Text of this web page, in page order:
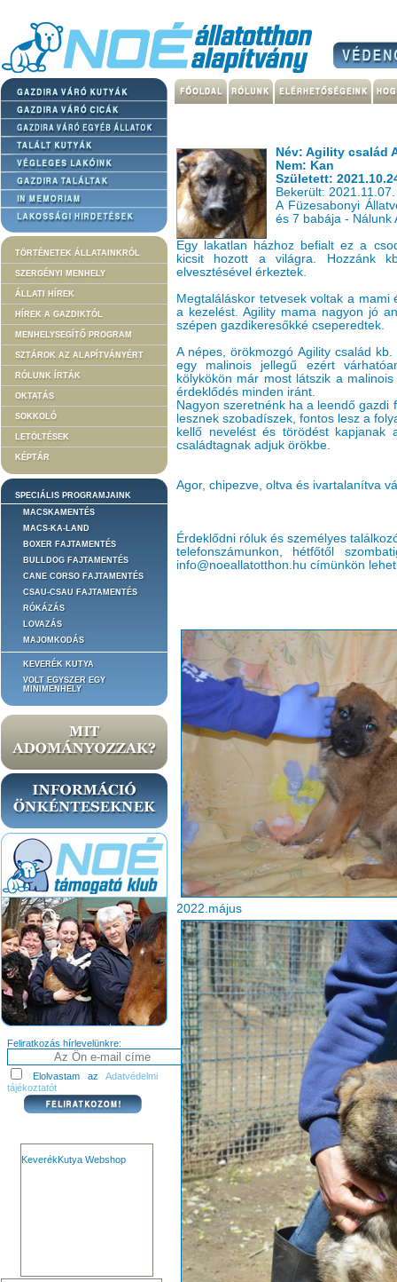
TÖRTÉNETEK ÁLLATAINKRÓL
SZERGÉNYI MENHELY
ÁLLATI HÍREK
HÍREK A GAZDIKTÓL
MENHELYSEGÍTŐ PROGRAM
SZTÁROK AZ ALAPÍTVÁNYÉRT
RÓLUNK ÍRTÁK
OKTATÁS
SOKKOLÓ
LETÖLTÉSEK
KÉPTÁR
SPECIÁLIS PROGRAMJAINK
MACSKAMENTÉS
MACS-KA-LAND
BOXER FAJTAMENTÉS
BULLDOG FAJTAMENTÉS
CANE CORSO FAJTAMENTÉS
CSAU-CSAU FAJTAMENTÉS
RÓKÁZÁS
LOVAZÁS
MAJOMKODÁS
KEVERÉK KUTYA
VOLT EGYSZER EGY
MINIMENHELY
Feliratkozás hírlevelünkre:
Elolvastam az Adatvédelmi
tájékoztatót
KeverékKutya Webshop
Név: Agility család
Nem: Kan
Született:
Bekerült: 2021.11.07.
A Füzesabonyi
és 7 babája - Nálunk
Egy lakatlan házhoz befialt ez a
kicsit hozott a világra. Hozzánk
elvesztésével érkeztek.
Megtaláláskor tetvesek voltak a
a kezelést. Agility mama nagyon jó
szépen gazdikeresőkké cseperedtek.
A népes, örökmozgó Agility család
egy malinois jellegű ezért
kölykökön már most látszik a
érdeklődés minden iránt.
Nagyon szeretnénk ha a leendő
lesznek szobadíszek, fontos lesz a
kellő nevelést és törödést kapjanak
családtagnak adjuk örökbe.
Agor, chipezve, oltva és ivartalanítva
Érdeklődni róluk és személyes
telefonszámunkon, hétfőtől
info@noeallatotthon.hu címünkön
2022.május